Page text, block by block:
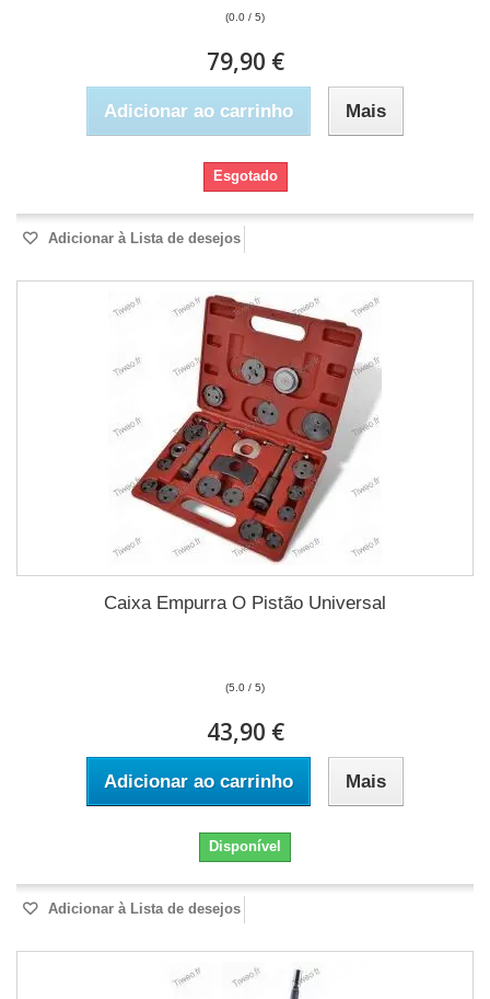
(0.0 / 5)
79,90 €
Adicionar ao carrinho Mais
Esgotado
Adicionar à Lista de desejos
Caixa Empurra O Pistão Universal
(5.0 / 5)
43,90 €
Adicionar ao carrinho Mais
Disponível
Adicionar à Lista de desejos